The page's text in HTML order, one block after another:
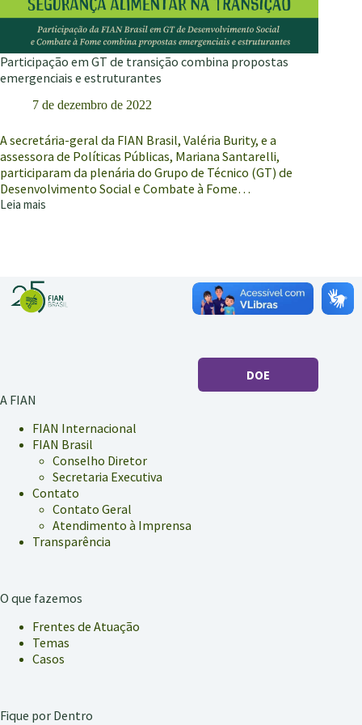
Participação em GT de transição combina propostas
emergenciais e estruturantes
7 de dezembro de 2022
A secretária-geral da FIAN Brasil, Valéria Burity, e a
assessora de Políticas Públicas, Mariana Santarelli,
participaram da plenária do Grupo de Técnico (GT) de
Desenvolvimento Social e Combate à Fome…
Leia mais
Participação
combina
propostas
emergenciais
DOE
A FIAN
FIAN Internacional
FIAN Brasil
Conselho Diretor
Secretaria Executiva
Contato
Contato Geral
Atendimento à Imprensa
Transparência
O que fazemos
Frentes de Atuação
Temas
Casos
Fique por Dentro